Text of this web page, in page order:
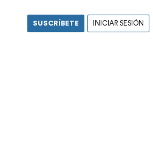
SUSCRÍBETE INICIAR SESIÓN